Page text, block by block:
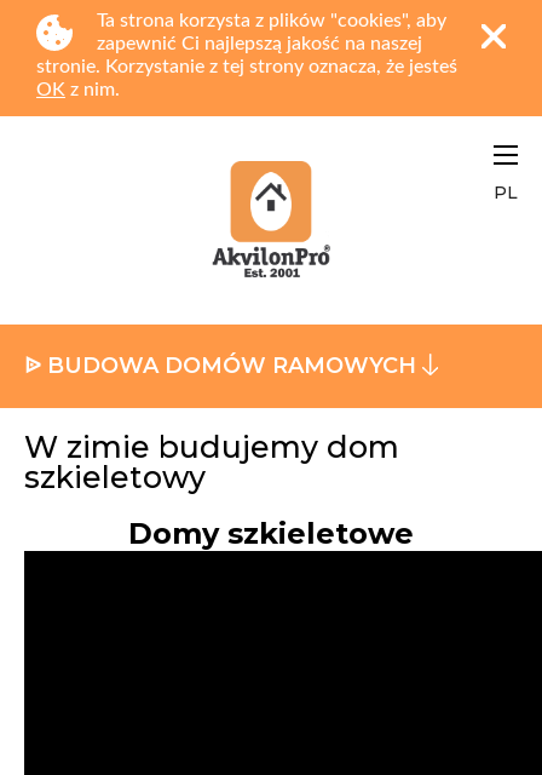
Ta strona korzysta z plików "cookies", aby
zapewnić Ci najlepszą jakość na naszej
stronie. Korzystanie z tej strony oznacza, że jesteś
OK z nim.
PL
ᐉ BUDOWA DOMÓW RAMOWYCH
W zimie budujemy dom
szkieletowy
Domy szkieletowe